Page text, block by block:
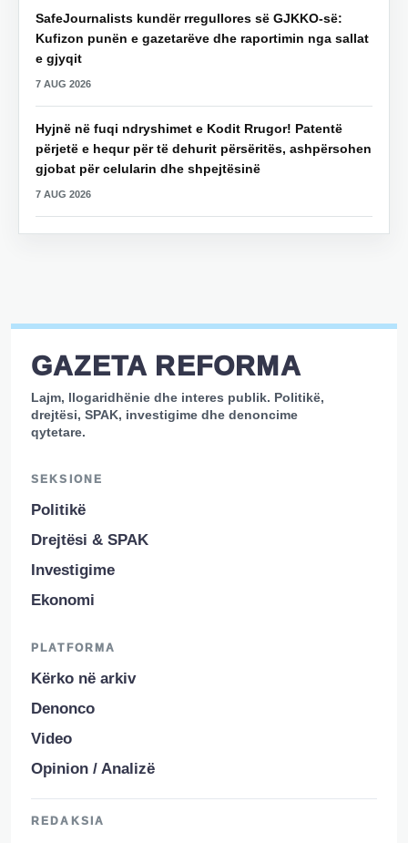
SafeJournalists kundër rregullores së GJKKO-së:
Kufizon punën e gazetarëve dhe raportimin nga sallat
e gjyqit
7 AUG 2026
Hyjnë në fuqi ndryshimet e Kodit Rrugor! Patentë
përjetë e hequr për të dehurit përsëritës, ashpërsohen
gjobat për celularin dhe shpejtësinë
7 AUG 2026
GAZETA REFORMA
Lajm, llogaridhënie dhe interes publik. Politikë,
drejtësi, SPAK, investigime dhe denoncime
qytetare.
SEKSIONE
Politikë
Drejtësi & SPAK
Investigime
Ekonomi
PLATFORMA
Kërko në arkiv
Denonco
Video
Opinion / Analizë
REDAKSIA